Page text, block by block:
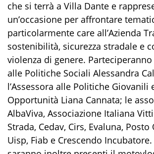
che si terrà a Villa Dante e
un’occasione per affrontare
particolarmente care all’Azienda
sostenibilità, sicurezza stradale e
violenza di genere. Parteciperanno
alle Politiche Sociali Alessandra
l’Assessora alle Politiche Giovanili
Opportunità Liana Cannata; le
AlbaViva, Associazione Italiana
Strada, Cedav, Cirs, Evaluna, Posto
Uisp, Fiab e Crescendo Incubatore.